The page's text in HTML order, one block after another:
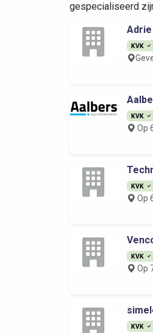
gespecialiseerd
KVK
KVK
Op
KVK
Op
KVK
Op
KVK